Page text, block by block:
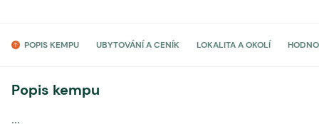
POPIS KEMPU UBYTOVÁNÍ A CENÍK LOKALITA A OKOLÍ
Popis kempu
...